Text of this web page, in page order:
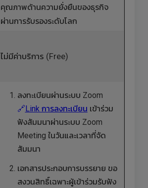
คุณภาพด้านความยั่งยืนของธุรกิจ
ผ่านการรับรองระดับโลก
ไม่มีค่าบริการ (Free)
ลงทะเบียนผ่านระบบ Zoom
🔗Link การลงทะเบียน เข้าร่วม
ฟังสัมมนาผ่านระบบ Zoom
Meeting ในวันและเวลาที่จัด
สัมมนา
เอกสารประกอบการบรรยาย ขอ
สงวนสิทธิ์เฉพาะผู้เข้าร่วมรับฟัง